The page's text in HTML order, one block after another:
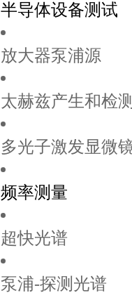
半导体设备测试
放大器泵浦源
太赫兹产生和检
多光子激发显微
频率测量
超快光谱
泵浦-探测光谱